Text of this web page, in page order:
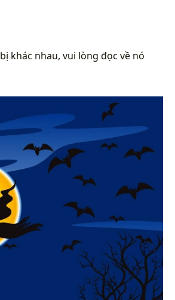
khác nhau, vui lòng đọc về nó